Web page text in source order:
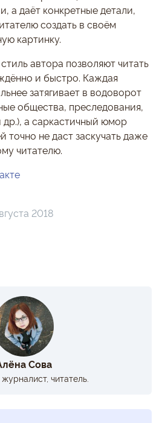
а даёт конкретные детали,
создать в своём
картинку.
автора позволяют читать
и быстро. Каждая
затягивает в водоворот
общества, преследования,
др.), а саркастичный юмор
точно не даст заскучать даже
читателю.
2018
Сова
читатель.